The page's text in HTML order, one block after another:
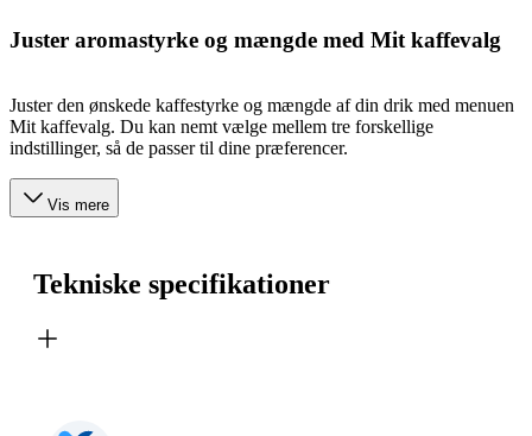
Juster aromastyrke og mængde med Mit kaffevalg
Juster den ønskede kaffestyrke og mængde af din drik med menuen
Mit kaffevalg. Du kan nemt vælge mellem tre forskellige
indstillinger, så de passer til dine præferencer.
Vis mere
Tekniske specifikationer